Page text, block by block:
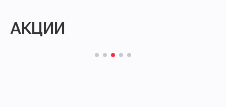
АКЦИИ